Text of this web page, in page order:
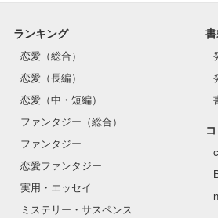
大学を卒業して、社会人になった私。
寂しくないなんて言ったら、嘘にな
－－－
大学を卒業してから会っていなかった
あの頃も、先生はよく学生をご飯に連
ランキング
恋愛（総合）
恋愛（長編）
恋愛（中・短編）
ファンタジー（総合）
ファンタジー
恋愛ファンタジー
実用・エッセイ
ミステリー・サスペンス